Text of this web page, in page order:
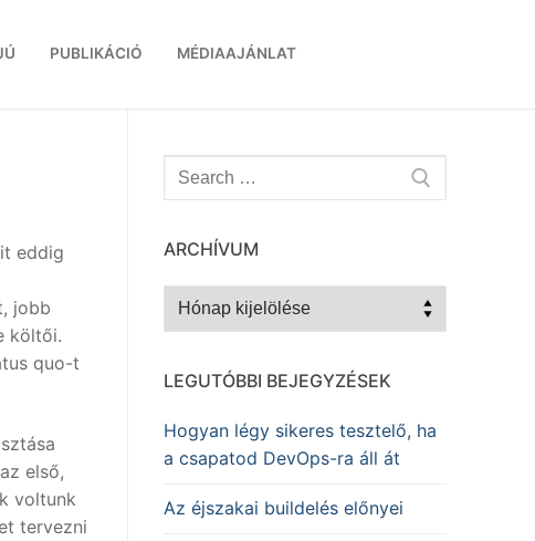
PUBLIKÁCIÓ MÉDIAAJÁNLAT
eddig
jobb
költői.
quo-t
első,
voltunk
tervezni
Keresése:
ARCHÍVUM
Archívum
LEGUTÓBBI BEJEGYZÉSEK
Hogyan légy sikeres tesztelő, ha
a csapatod DevOps-ra áll át
Az éjszakai buildelés előnyei